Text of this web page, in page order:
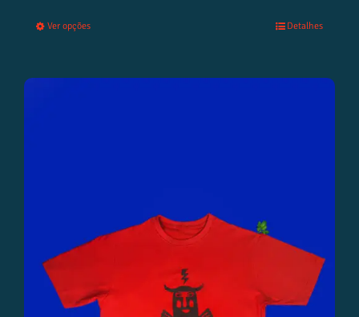
Ver opções Detalhes